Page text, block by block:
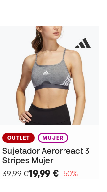
OUTLET MUJER
Sujetador Aerorreact 3
Stripes Mujer
39,99 €19,99 €−50%